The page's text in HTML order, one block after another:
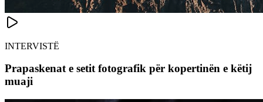
INTERVISTË
Prapaskenat e setit fotografik për kopertinën e këtij
muaji